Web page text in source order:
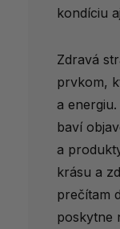
kondíciu
Zdravá
prvkom,
a
baví
a
krásu a
prečítam
poskytne